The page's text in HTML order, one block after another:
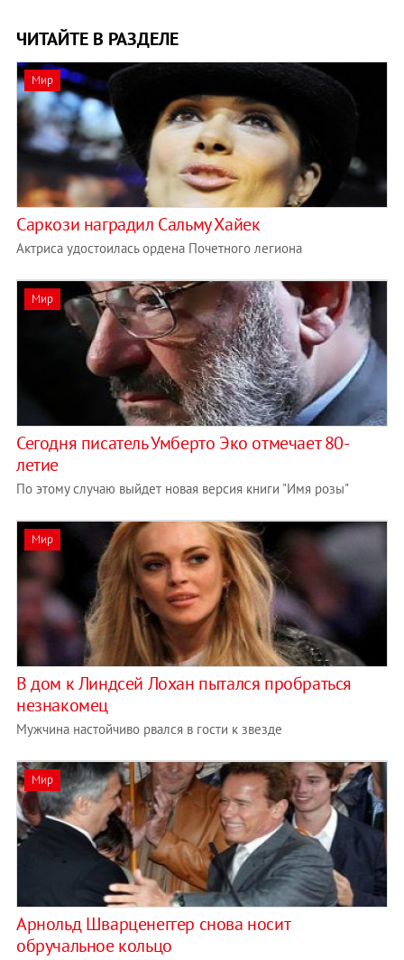
ЧИТАЙТЕ В РАЗДЕЛЕ
Мир
Саркози наградил Сальму Хайек
Актриса удостоилась ордена Почетного легиона
Мир
Сегодня писатель Умберто Эко отмечает 80-
летие
По этому случаю выйдет новая версия книги "Имя розы"
Мир
В дом к Линдсей Лохан пытался пробраться
незнакомец
Мужчина настойчиво рвался в гости к звезде
Мир
Арнольд Шварценеггер снова носит
обручальное кольцо